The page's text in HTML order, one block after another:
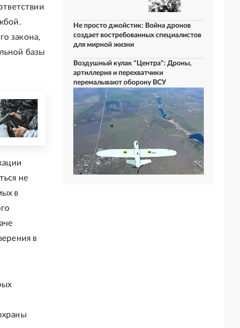
закона,
базы
не
в
в
Не просто джойстик: Война дронов
создает востребованных специалистов
для мирной жизни
Воздушный кулак "Центра": Дроны,
артиллерия и перехватчики
перемалывают оборону ВСУ